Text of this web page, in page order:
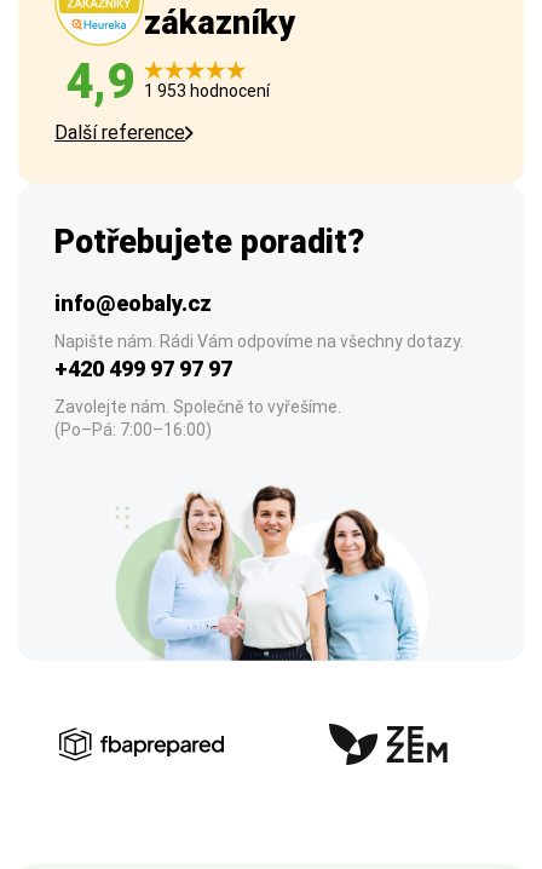
zákazníky
4,9 1 953 hodnocení
Další reference
Potřebujete poradit?
info@eobaly.cz
Napište nám. Rádi Vám odpovíme na všechny dotazy.
+420 499 97 97 97
Zavolejte nám. Společně to vyřešíme.
(Po–Pá: 7:00–16:00)